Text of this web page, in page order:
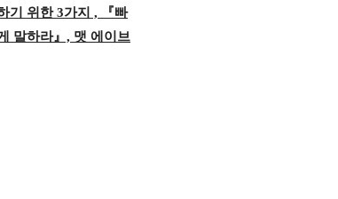
기 위한 3가지 , 『빠
말하라』, 맷 에이브